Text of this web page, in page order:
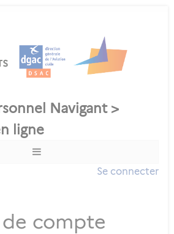
Se connecter
compte